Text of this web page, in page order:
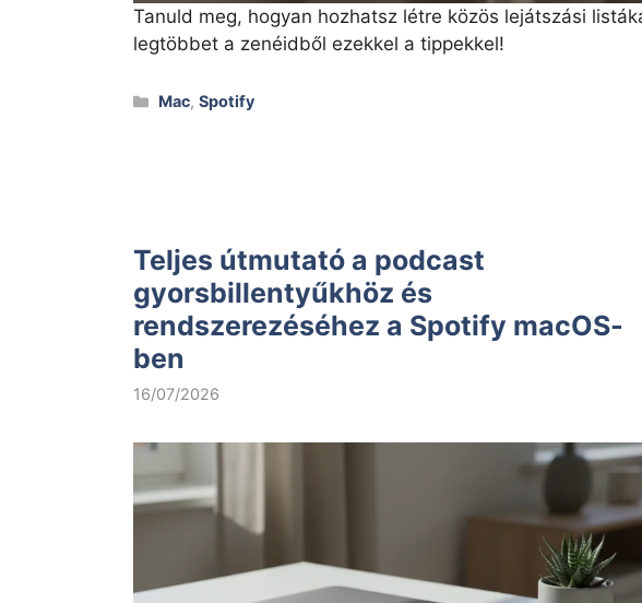
Tanuld meg, hogyan hozhatsz létre közös lejátszási
legtöbbet a zenéidből ezekkel a tippekkel!
Kategóriák
Mac,Spotify
Teljes útmutató a podcast
gyorsbillentyűkhöz és
rendszerezéséhez a Spotify macOS-
ben
16/07/2026